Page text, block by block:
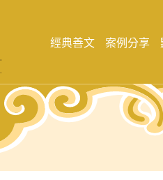
經典善文 案例分享